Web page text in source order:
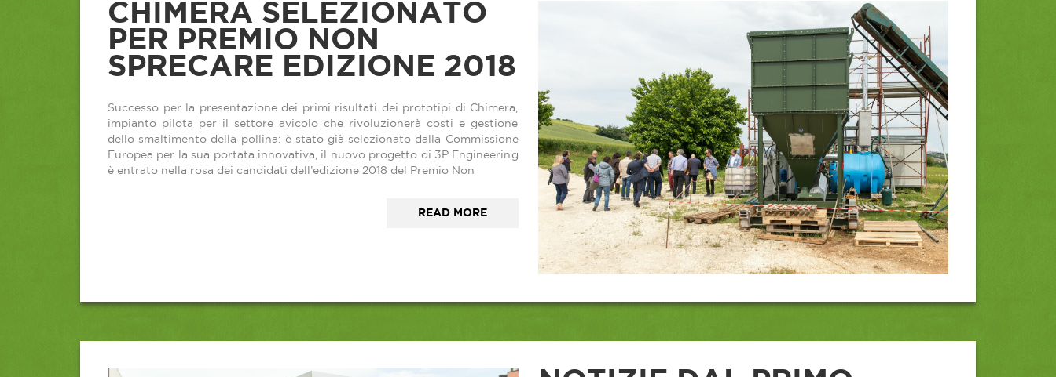
CHIMERA SELEZIONATO
PER PREMIO NON
SPRECARE EDIZIONE 2018
Successo per la presentazione dei primi risultati dei prototipi di Chimera,
impianto pilota per il settore avicolo che rivoluzionerà costi e gestione
dello smaltimento della pollina: è stato già selezionato dalla Commissione
Europea per la sua portata innovativa, il nuovo progetto di 3P Engineering
è entrato nella rosa dei candidati dell’edizione 2018 del Premio Non
READ MORE